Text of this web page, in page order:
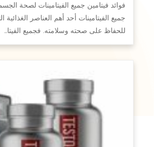
فوائد فيتامين جميع الفيتامينات لصحة
جميع الفيتامينات أحد أهم العناصر الغذائية
للحفاظ على صحته وسلامته. فجميع الفيتا…